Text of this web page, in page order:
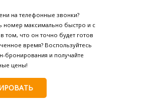
на телефонные звонки?
номер максимально быстро и с
том, что он точно будет готов
время? Воспользуйтесь
бронирования и получайте
цены!